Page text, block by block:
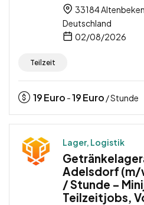
33184
Deutschland
02/08/2026
Teilzeit
19Euro -19Euro / Stunde
Lager, Logistik
Adelsdorf (m/
/ Stunde –
Teilzeitjobs,